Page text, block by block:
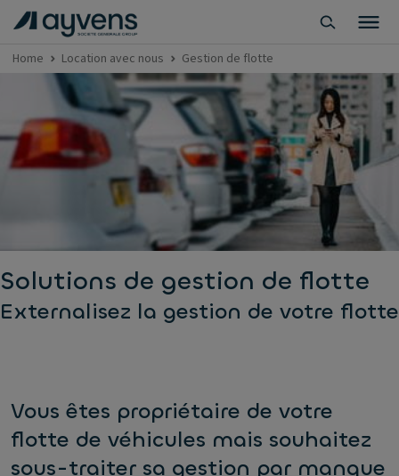
Home Location avec nous Gestion de flotte
Solutions de gestion de flotte
Externalisez la gestion de votre flotte
Vous êtes propriétaire de votre
flotte de véhicules mais souhaitez
sous-traiter sa gestion par manque